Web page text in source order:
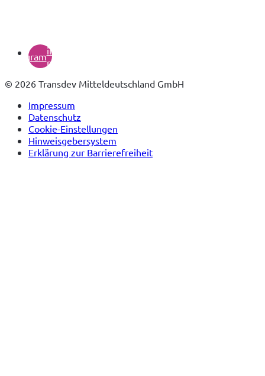
instagramin
neuem
© 2026 Transdev Mitteldeutschland GmbH
Impressum
Datenschutz
Cookie-Einstellungen
Hinweisgebersystem
Erklärung zur Barrierefreiheit